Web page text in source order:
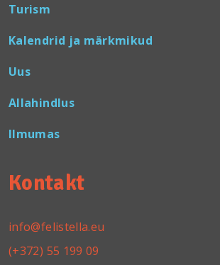
Turism
Kalendrid ja märkmikud
Uus
Allahindlus
Ilmumas
Kontakt
info@felistella.eu
(+372) 55 199 09